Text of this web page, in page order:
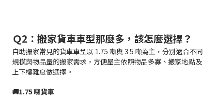
Ｑ2：搬家貨車車型那麼多，該怎麼選擇？
自助搬家常見的貨車車型以 1.75 噸與 3.5 噸為主，分別適合不同
規模與物品量的搬家需求，方便屋主依照物品多寡、搬家地點及
上下樓難度做選擇。
🚚1.75 噸貨車